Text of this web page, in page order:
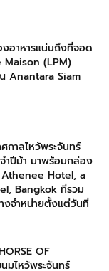
อาหารแน่นถึงที่จอด
Maison (LPM)
Anantara Siam
กาลไหว้พระจันทร์
ำปีม้า มาพร้อมกล่อง
Hotel, a
Bangkok ที่รวม
งจำหน่ายตั้งแต่วันที่
OF
มไหว้พระจันทร์